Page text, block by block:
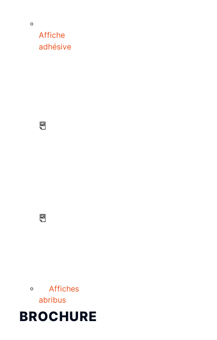
Affiches
abribus
BROCHURE
Affiche
adhésive